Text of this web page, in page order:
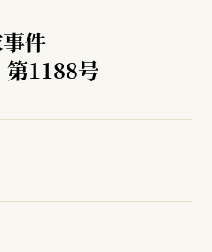
件
第1188号